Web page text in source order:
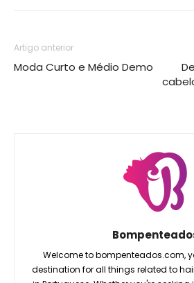
Artigo anterior
Moda Curto e Médio Demo
Welcome to bompenteados.com,
destination for all things related to